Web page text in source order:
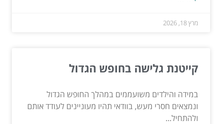
מרץ 18, 2026
קייטנת גלישה בחופש הגדול
במידה והילדים משועממים במהלך החופש הגדול
ונמצאים חסרי מעש, בוודאי תהיו מעוניינים לעודד אותם
ולהתחיל...